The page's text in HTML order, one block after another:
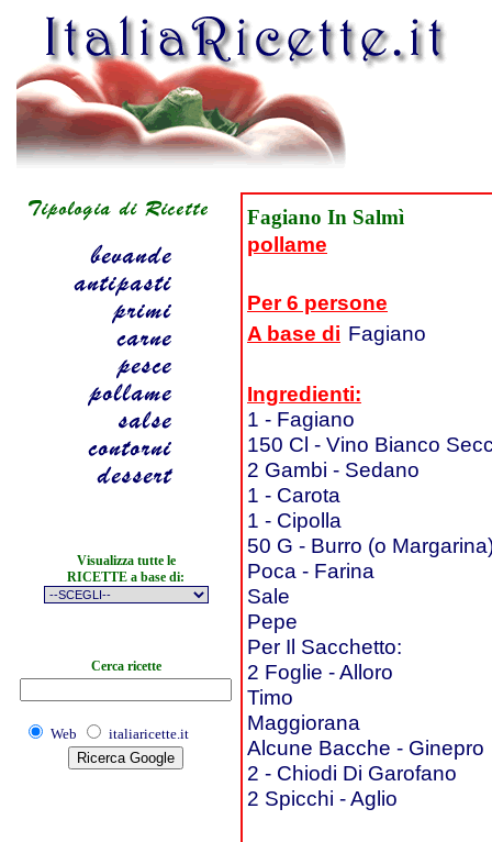
Visualizza tutte le
RICETTE a base di:
Cerca ricette
Web italiaricette.it
Fagiano In Salmì
pollame
Per 6 persone
A base di Fagiano
Ingredienti:
1 - Fagiano
150 Cl - Vino Bianco
2 Gambi - Sedano
1 - Carota
1 - Cipolla
50 G - Burro (o
Poca - Farina
Sale
Pepe
Per Il Sacchetto:
2 Foglie - Alloro
Timo
Maggiorana
Alcune Bacche - Ginepro
2 - Chiodi Di Garofano
2 Spicchi - Aglio